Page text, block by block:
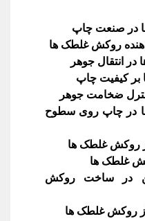
در صنعت چاپ
روکش غلطک ‌ها
انتقال جوهر
بر کیفیت چاپ
ضخامت جوهر
در چاپ روی سطوح
روکش غلطک‌ ها
غلطک‌ ها
در ساخت روکش
روکش غلطک ‌ها